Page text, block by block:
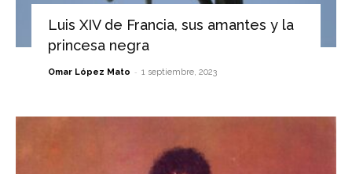
Luis XIV de Francia, sus amantes y la
princesa negra
Omar López Mato - 1 septiembre, 2023